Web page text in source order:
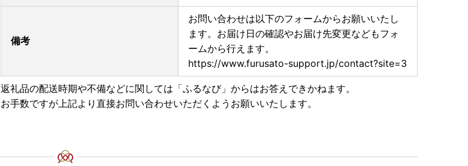
備考
お問い合わせは以下のフォームからお願いいたし
ます。お届け日の確認やお届け先変更などもフォ
ームから行えます。
https://www.furusato-support.jp/contact?site=3
返礼品の配送時期や不備などに関しては「ふるなび」からはお答えできかねます。
お手数ですが上記より直接お問い合わせいただくようお願いいたします。